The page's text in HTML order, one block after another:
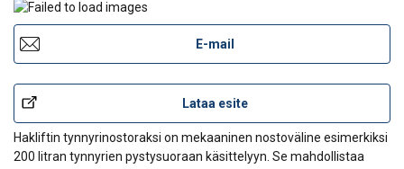
E-mail
Lataa esite
Hakliftin tynnyrinostoraksi on mekaaninen nostoväline esimerkiksi
200 litran tynnyrien pystysuoraan käsittelyyn. Se mahdollistaa